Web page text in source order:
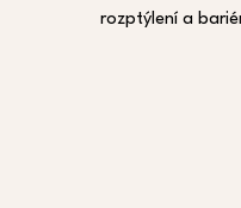
rozptýlení a